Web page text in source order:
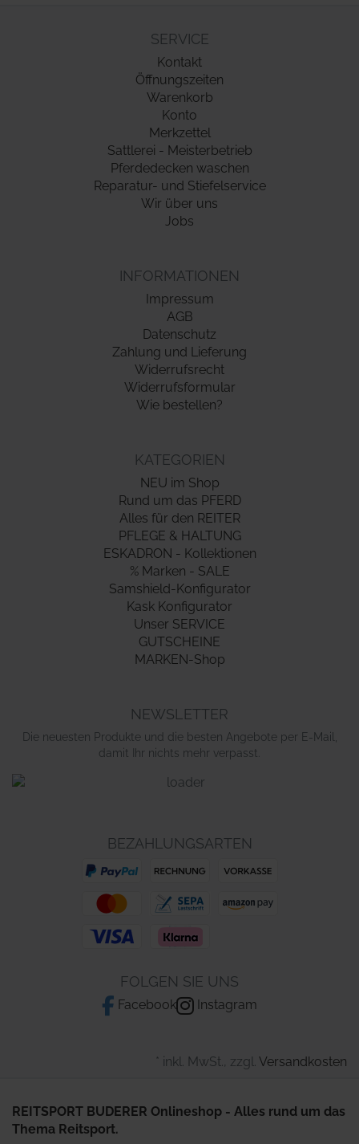
SERVICE
Kontakt
Öffnungszeiten
Warenkorb
Konto
Merkzettel
Sattlerei - Meisterbetrieb
Pferdedecken waschen
Reparatur- und Stiefelservice
Wir über uns
Jobs
INFORMATIONEN
Impressum
AGB
Datenschutz
Zahlung und Lieferung
Widerrufsrecht
Widerrufsformular
Wie bestellen?
KATEGORIEN
NEU im Shop
Rund um das PFERD
Alles für den REITER
PFLEGE & HALTUNG
ESKADRON - Kollektionen
% Marken - SALE
Samshield-Konfigurator
Kask Konfigurator
Unser SERVICE
GUTSCHEINE
MARKEN-Shop
NEWSLETTER
Die neuesten Produkte und die besten Angebote per E-Mail,
damit Ihr nichts mehr verpasst.
BEZAHLUNGSARTEN
FOLGEN SIE UNS
Facebook Instagram
* inkl. MwSt., zzgl. Versandkosten
REITSPORT BUDERER Onlineshop - Alles rund um das
Thema Reitsport.